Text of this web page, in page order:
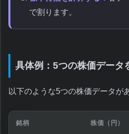
で割ります。
具体例：5つの株価データ
以下のような5つの株価データが
銘柄 株価（円）